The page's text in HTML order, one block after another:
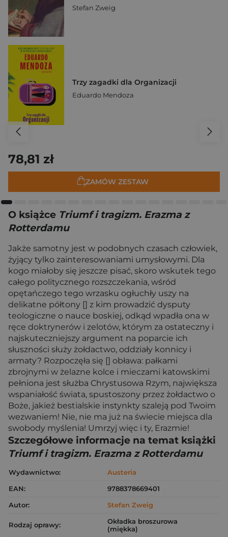
Stefan Zweig
Trzy zagadki dla Organizacji
Eduardo Mendoza
78,81 zł
ZAMÓW ZESTAW
O książce Triumf i tragizm. Erazma z
Rotterdamu
Jakże samotny jest w podobnych czasach człowiek,
żyjący tylko zainteresowaniami umysłowymi. Dla
kogo miałoby się jeszcze pisać, skoro wskutek tego
całego politycznego rozszczekania, wśród
opętańczego tego wrzasku ogłuchły uszy na
delikatne półtony [] z kim prowadzić dysputy
teologiczne o nauce boskiej, odkąd wpadła ona w
ręce doktrynerów i zelotów, którym za ostateczny i
najskuteczniejszy argument na poparcie ich
słuszności służy żołdactwo, oddziały konnicy i
armaty? Rozpoczęła się [] obława: pałkami
zbrojnymi w żelazne kolce i mieczami katowskimi
pełniona jest służba Chrystusowa Rzym, największa
wspaniałość świata, spustoszony przez żołdactwo o
Boże, jakież bestialskie instynkty szaleją pod Twoim
wezwaniem! Nie, nie ma już na świecie miejsca dla
swobody myślenia! Umrzyj więc i ty, Erazmie!
Szczegółowe informacje na temat książki
Triumf i tragizm. Erazma z Rotterdamu
Wydawnictwo:
Austeria
EAN:
9788378669401
Autor:
Stefan Zweig
Rodzaj oprawy:
Okładka broszurowa
(miękka)